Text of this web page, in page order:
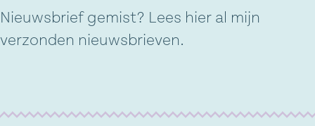
Nieuwsbrief gemist? Lees hier al mijn
verzonden nieuwsbrieven.